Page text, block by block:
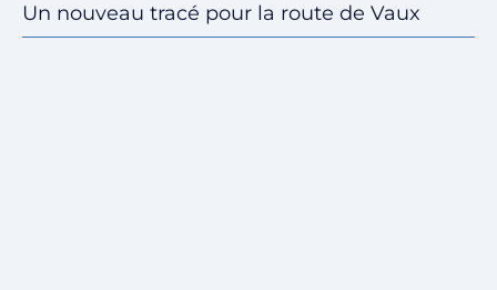
Un nouveau tracé pour la route de Vaux